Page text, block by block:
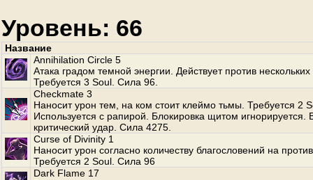
Уровень: 66
Название
Annihilation Circle 5
Атака градом темной энергии. Действует против
Требуется 3 Soul. Сила 96.
Checkmate 3
Наносит урон тем, на ком стоит клеймо тьмы. Требуется 2
Используется с рапирой. Блокировка щитом игнорируется.
критический удар. Сила 4275.
Curse of Divinity 1
Наносит урон согласно количеству благословений на
Требуется 2 Soul. Сила 96
Dark Flame 17